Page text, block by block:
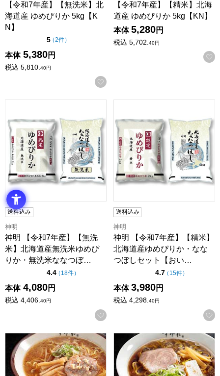
【令和7年産】【無洗米】北
海道産 ゆめぴりか 5kg【K
N】
5点（5点満点中）
（2件の評価
）
本体 5,380円
税込 5,810.40円
お気に入りに登録する
【令和7年産】【精米】北海
道産 ゆめぴりか 5kg【KN】
本体 5,280円
税込 5,702. 40円
送料込み
神明
神明 【令和7年産】【無洗
米】北海道産無洗米ゆめぴ
りか・無洗米ななつぼ…
4.4点（5点満点中）
（ 18件の評価
）
本体 4,080円
税込 4,406.40円
お気に入りに登録する
送料込み
神明
神明 【令和7年産】【精米】
北海道産ゆめぴりか・なな
つぼしセット【おい…
4.7点（5点満点中）
（ 15件の評価
）
本体 3,980円
税込 4,298. 40円
【すみれ 札幌】ラーメンギフト(みそラーメン・しょうゆ
【すみれ 札幌】ラーメンギ